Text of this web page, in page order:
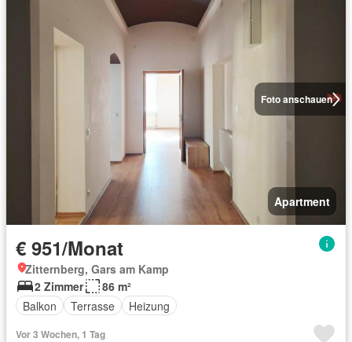
Foto anschauen
Apartment
€ 951/Monat
Zitternberg, Gars am Kamp
2 Zimmer
86 m²
Balkon
Terrasse Heizung
Vor 3 Wochen, 1 Tag